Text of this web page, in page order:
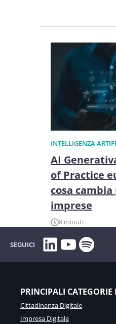
INTELLIGENZA
AI
of Practice
cosa cambia
imprese
8 minuti
SEGUICI LinkedIn
PRINCIPALI CATEGORIE
Cittadinanza Digitale
Impresa Digitale